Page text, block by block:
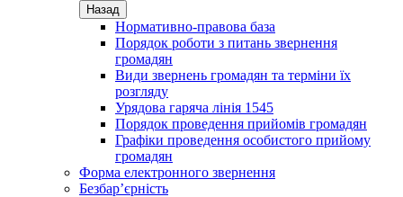
Назад
Нормативно-правова база
Порядок роботи з питань звернення
громадян
Види звернень громадян та терміни їх
розгляду
Урядова гаряча лінія 1545
Порядок проведення прийомів громадян
Графіки проведення особистого прийому
громадян
Форма електронного звернення
Безбар’єрність